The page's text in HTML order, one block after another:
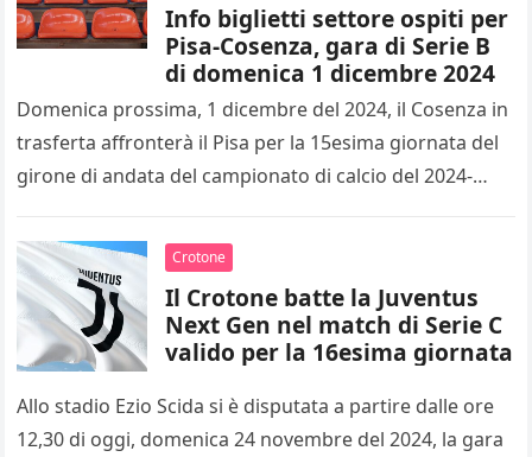
Info biglietti settore ospiti per
Pisa-Cosenza, gara di Serie B
di domenica 1 dicembre 2024
Domenica prossima, 1 dicembre del 2024, il Cosenza in
trasferta affronterà il Pisa per la 15esima giornata del
girone di andata del campionato di calcio del 2024-
Crotone
Il Crotone batte la Juventus
Next Gen nel match di Serie C
valido per la 16esima giornata
Allo stadio Ezio Scida si è disputata a partire dalle ore
12,30 di oggi, domenica 24 novembre del 2024, la gara